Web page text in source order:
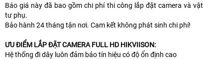
Báo giá này đã bao gồm chi phí thi công lắp đặt camera và vật
tư phụ.
Bảo hành 24 tháng tận nơi. Cam kết không phát sinh chi phí!
ƯU ĐIỂM LẮP ĐẶT CAMERA FULL HD HIKVIISON:
Hệ thống đi dây luôn đảm bảo tín hiệu có độ ổn định cao